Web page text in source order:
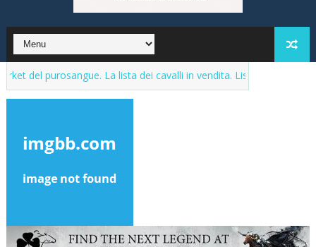
La lista dei cavalli in vendita. Lista aggiornata al 21